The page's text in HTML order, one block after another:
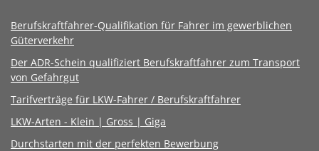
Berufskraftfahrer-Qualifikation für Fahrer im gewerblichen
Güterverkehr
Der ADR-Schein qualifiziert Berufskraftfahrer zum Transport
von Gefahrgut
Tarifverträge für LKW-Fahrer / Berufskraftfahrer
LKW-Arten - Klein | Gross | Giga
Durchstarten mit der perfekten Bewerbung